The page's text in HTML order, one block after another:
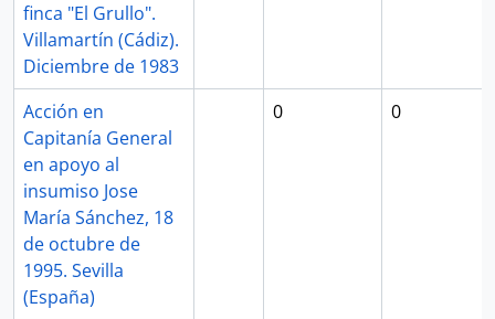
finca "El Grullo".
Villamartín (Cádiz).
Diciembre de 1983
Acción en
Capitanía General
en apoyo al
insumiso Jose
María Sánchez, 18
de octubre de
1995. Sevilla
(España)
0 0